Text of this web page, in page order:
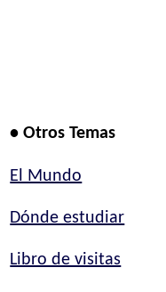
• Otros Temas
El Mundo
Dónde estudiar
Libro de visitas